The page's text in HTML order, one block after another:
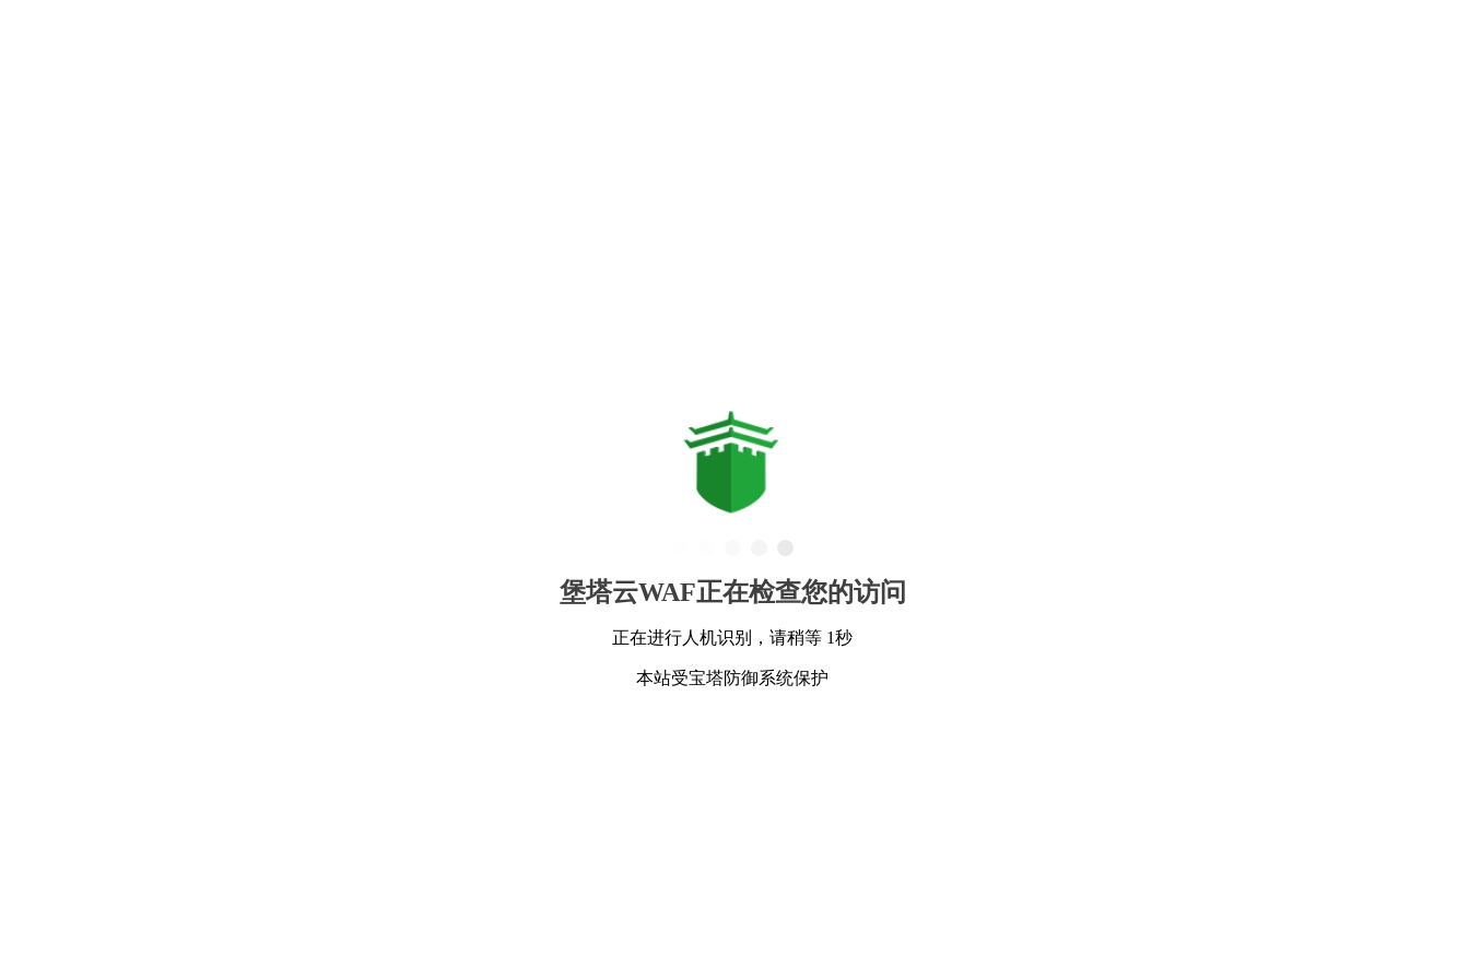
堡塔云WAF正在检查您的访问
正在进行人机识别，请稍等 1秒
本站受宝塔防御系统保护